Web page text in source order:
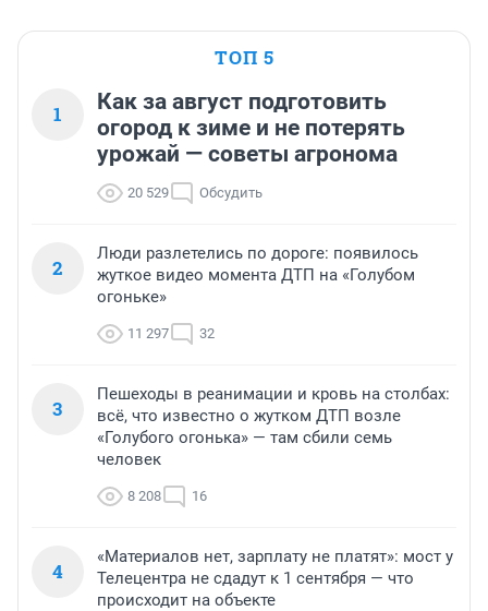
ТОП 5
1
Как за август подготовить
огород к зиме и не потерять
урожай — советы агронома
20 529 Обсудить
2
Люди разлетелись по дороге: появилось
жуткое видео момента ДТП на «Голубом
огоньке»
11 297 32
3
Пешеходы в реанимации и кровь на столбах:
всё, что известно о жутком ДТП возле
«Голубого огонька» — там сбили семь
человек
8 208 16
4
«Материалов нет, зарплату не платят»: мост у
Телецентра не сдадут к 1 сентября — что
происходит на объекте